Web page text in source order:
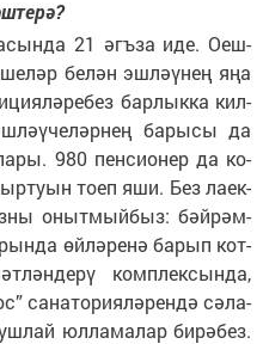
21 әгъ­за иде. Оеш­
бе­лән эш­лә­ү­нең яңа
бар­лык­ка кил­
ба­ры­сы да
980 пен­си­о­нер да ко­
то­еп яши. Без ла­ек­
оныт­мый­быз: бәй­рәм­
өй­лә­ре­нә ба­рып кот­
ком­п­лек­сын­да,
са­на­то­ри­я­лә­рен­дә сә­ла­
юл­ла­ма­лар би­рә­без.